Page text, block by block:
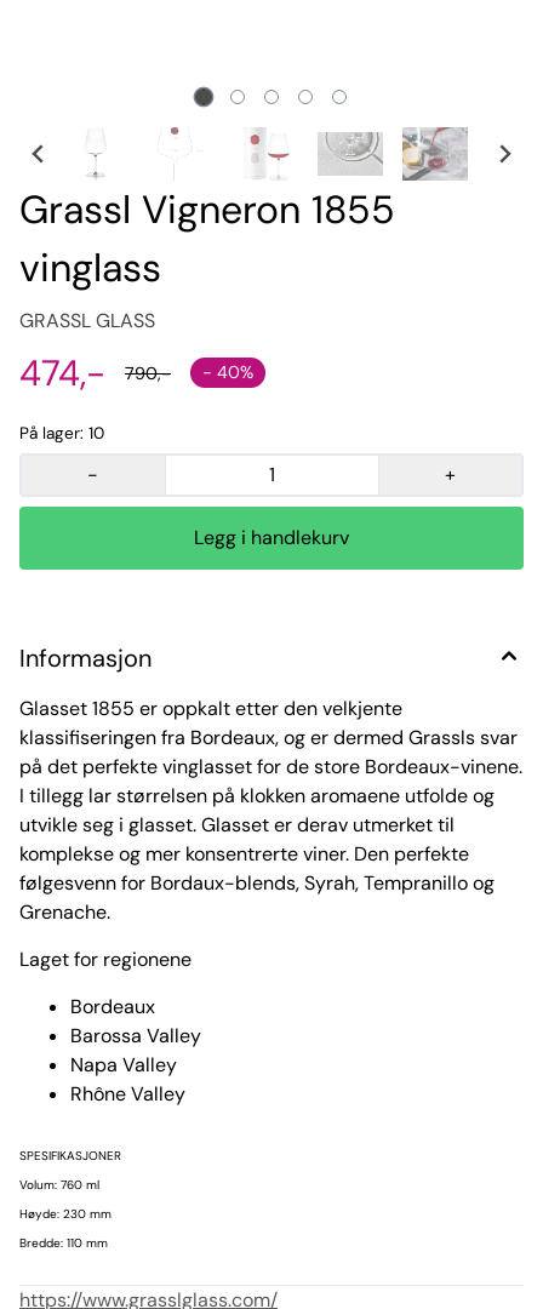
Grassl Vigneron 1855
vinglass
GRASSL GLASS
474,- 790,- - 40%
På lager: 10
- +
Informasjon
Glasset 1855 er oppkalt etter den velkjente
klassifiseringen fra Bordeaux, og er dermed Grassls svar
på det perfekte vinglasset for de store Bordeaux-vinene.
I tillegg lar størrelsen på klokken aromaene utfolde og
utvikle seg i glasset. Glasset er derav utmerket til
komplekse og mer konsentrerte viner. Den perfekte
følgesvenn for Bordaux-blends, Syrah, Tempranillo og
Grenache.
Laget for regionene
Bordeaux
Barossa Valley
Napa Valley
Rhône Valley
SPESIFIKASJONER
Volum: 760 ml
Høyde: 230 mm
Bredde: 110 mm
https://www.grasslglass.com/